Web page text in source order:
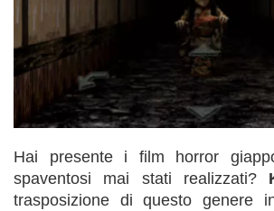
Hai presente i film horror
spaventosi mai stati realizzati?
trasposizione di questo genere